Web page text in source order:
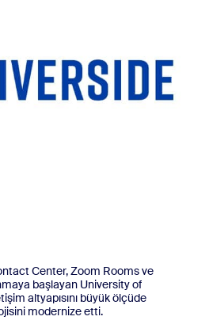
Center, Zoom Rooms ve
başlayan University of
altyapısını büyük ölçüde
modernize etti.